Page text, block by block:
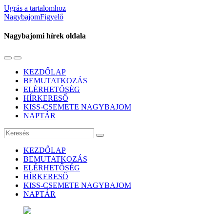
Ugrás a tartalomhoz
NagybajomFigyelő
Nagybajomi hírek oldala
Váltás
mobil
menüre
Használja
keresés
mezőt
KEZDŐLAP
BEMUTATKOZÁS
ELÉRHETŐSÉG
HÍRKERESŐ
KISS-CSEMETE NAGYBAJOM
NAPTÁR
Keresés
KEZDŐLAP
BEMUTATKOZÁS
ELÉRHETŐSÉG
HÍRKERESŐ
KISS-CSEMETE NAGYBAJOM
NAPTÁR